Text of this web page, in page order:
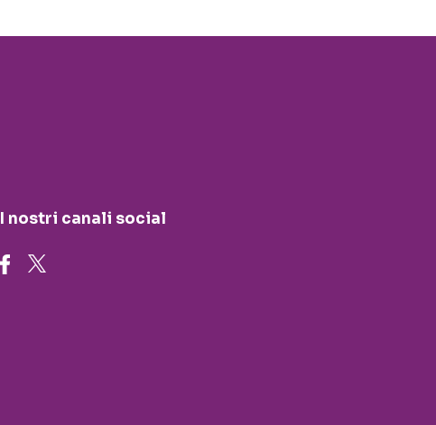
I nostri canali social